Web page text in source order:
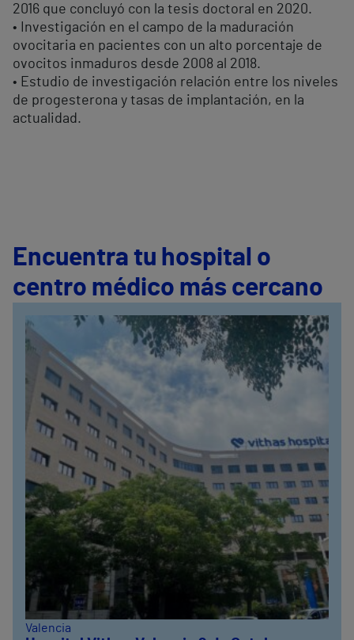
2016 que concluyó con la tesis doctoral en 2020.
• Investigación en el campo de la maduración
ovocitaria en pacientes con un alto porcentaje de
ovocitos inmaduros desde 2008 al 2018.
• Estudio de investigación relación entre los niveles
de progesterona y tasas de implantación, en la
actualidad.
Encuentra tu hospital o
centro médico más cercano
Valencia